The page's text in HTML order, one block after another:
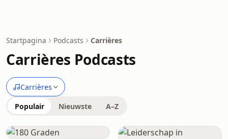
Startpagina Podcasts Carrières
Carrières Podcasts
Carrières
Populair Nieuwste A–Z